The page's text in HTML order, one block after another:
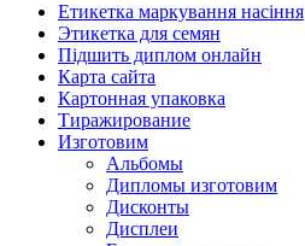
Етикетка маркування насіння
Этикетка для семян
Підшить диплом онлайн
Карта сайта
Картонная упаковка
Тиражирование
Изготовим
Альбомы
Дипломы изготовим
Дисконты
Дисплеи